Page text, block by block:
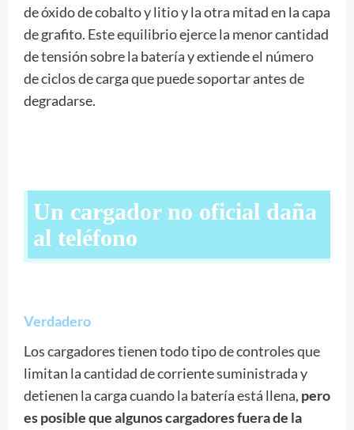
de óxido de cobalto y litio y la otra mitad en la capa
de grafito. Este equilibrio ejerce la menor cantidad
de tensión sobre la batería y extiende el número
de ciclos de carga que puede soportar antes de
degradarse.
Un cargador no oficial daña
al teléfono
Verdadero
Los cargadores tienen todo tipo de controles que
limitan la cantidad de corriente suministrada y
detienen la carga cuando la batería está llena, pero
es posible que algunos cargadores fuera de la